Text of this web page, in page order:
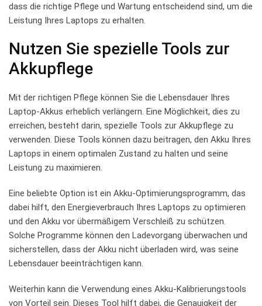
dass die⁢ richtige Pflege und ​Wartung entscheidend sind, ‌um ‌die
Leistung Ihres⁢ Laptops ‍zu erhalten.
Nutzen Sie ⁢spezielle Tools zur
Akkupflege
Mit ‍der‌ richtigen ‍Pflege können Sie die Lebensdauer Ihres
Laptop-Akkus⁢ erheblich verlängern.⁤ Eine Möglichkeit, dies⁣ zu
erreichen, ⁣besteht darin, spezielle Tools zur Akkupflege ⁣zu
verwenden. ⁣Diese Tools ‌können dazu beitragen, den Akku Ihres
Laptops in⁢ einem optimalen‍ Zustand zu halten und seine
Leistung ‍zu‌ maximieren.
Eine beliebte ⁤Option⁣ ist ein Akku-Optimierungsprogramm, das
dabei hilft, den Energieverbrauch Ihres‍ Laptops zu optimieren
und den Akku⁣ vor übermäßigem ⁤Verschleiß zu ‍schützen.
Solche Programme​ können den Ladevorgang überwachen und
sicherstellen,‌ dass⁢ der Akku nicht überladen⁣ wird, was‌ seine‌
Lebensdauer beeinträchtigen kann.
Weiterhin kann ⁢die Verwendung eines Akku-Kalibrierungstools
⁣von ​Vorteil sein. Dieses Tool ‌hilft dabei, die​ Genauigkeit der